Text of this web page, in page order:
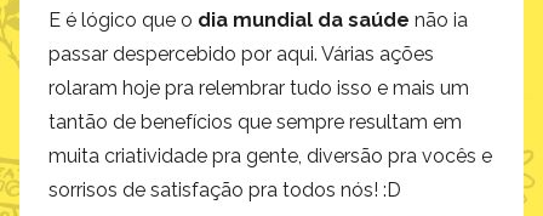
E é lógico que o dia mundial da saúde não ia
passar despercebido por aqui. Várias ações
rolaram hoje pra relembrar tudo isso e mais um
tantão de benefícios que sempre resultam em
muita criatividade pra gente, diversão pra vocês e
sorrisos de satisfação pra todos nós! :D